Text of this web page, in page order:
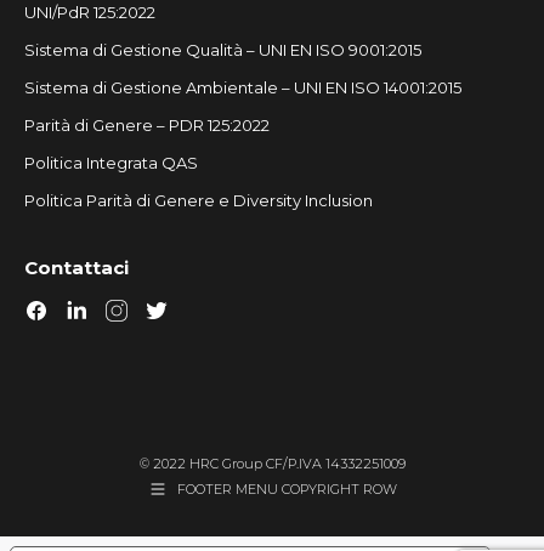
UNI/PdR 125:2022
Sistema di Gestione Qualità – UNI EN ISO 9001:2015
Sistema di Gestione Ambientale – UNI EN ISO 14001:2015
Parità di Genere – PDR 125:2022
Politica Integrata QAS
Politica Parità di Genere e Diversity Inclusion
Contattaci
© 2022 HRC Group CF/P.IVA 14332251009
FOOTER MENU COPYRIGHT ROW